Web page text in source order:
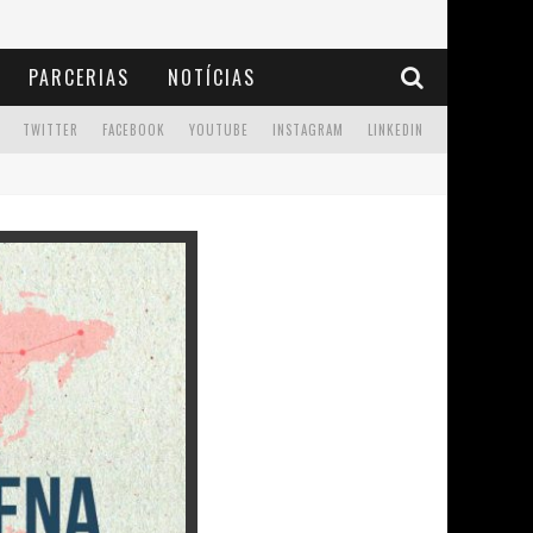
PARCERIAS NOTÍCIAS
LINKEDIN
INSTAGRAM
YOUTUBE
FACEBOOK
TWITTER